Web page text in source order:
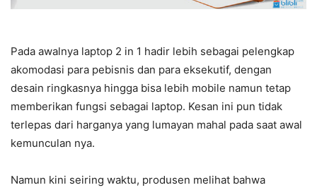
Pada awalnya laptop 2 in 1 hadir lebih sebagai pelengkap
akomodasi para pebisnis dan para eksekutif, dengan
desain ringkasnya hingga bisa lebih mobile namun tetap
memberikan fungsi sebagai laptop. Kesan ini pun tidak
terlepas dari harganya yang lumayan mahal pada saat awal
kemunculan nya.
Namun kini seiring waktu, produsen melihat bahwa